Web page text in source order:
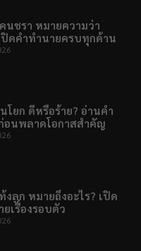
นชรา หมายความว่า
ปิดคำทำนายครบทุกด้าน
โยก ดีหรือร้าย? อ่านคำ
อนพลาดโอกาสสำคัญ
งลูก หมายถึงอะไร? เปิด
เรื่องรอบตัว